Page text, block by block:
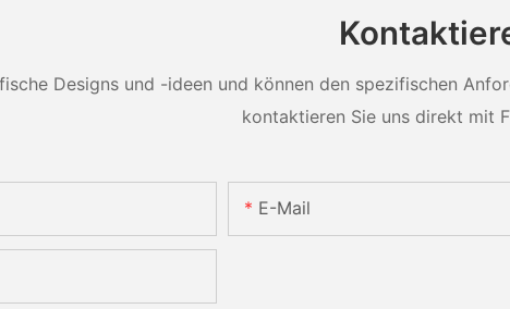
Designs und -ideen und können den spezifischen
kontaktieren Sie uns direkt mit
E-Mail